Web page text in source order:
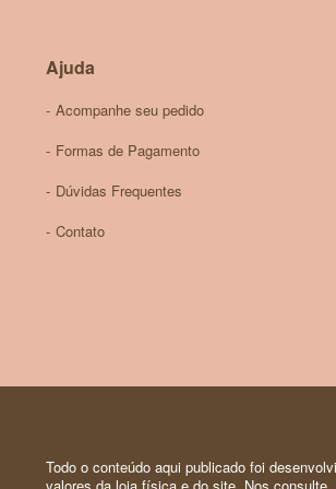
Ajuda
Acompanhe seu pedido
Formas de Pagamento
Dúvidas Frequentes
Contato
Todo o conteúdo aqui publicado foi